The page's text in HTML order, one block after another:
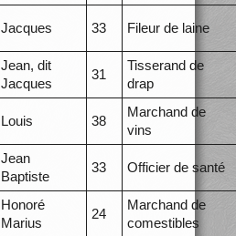
Jacques 33 Fileur de laine
Jean, dit
Jacques
31
Tisserand de
drap
Louis 38
Marchand de
vins
Jean
Baptiste
33 Officier de santé
Honoré
Marius
24
Marchand de
comestibles